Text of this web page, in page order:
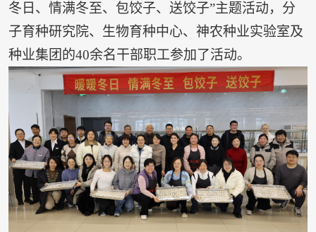
冬日、情满冬至、包饺子、送饺子”主题活动，分
子育种研究院、生物育种中心、神农种业实验室及
种业集团的40余名干部职工参加了活动。